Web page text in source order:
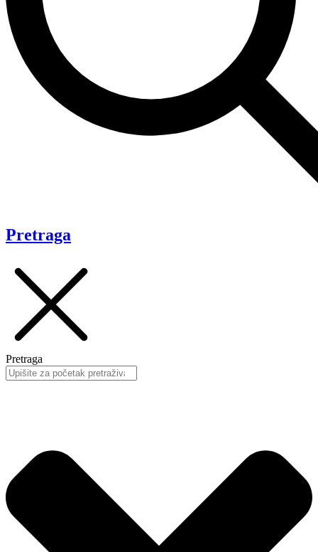
Pretraga
Pretraga